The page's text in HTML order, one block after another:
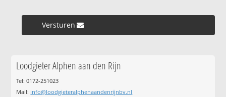
Versturen »
Loodgieter Alphen aan den Rijn
Tel: 0172-251023
Mail: info@loodgieteralphenaandenrijnbv.nl